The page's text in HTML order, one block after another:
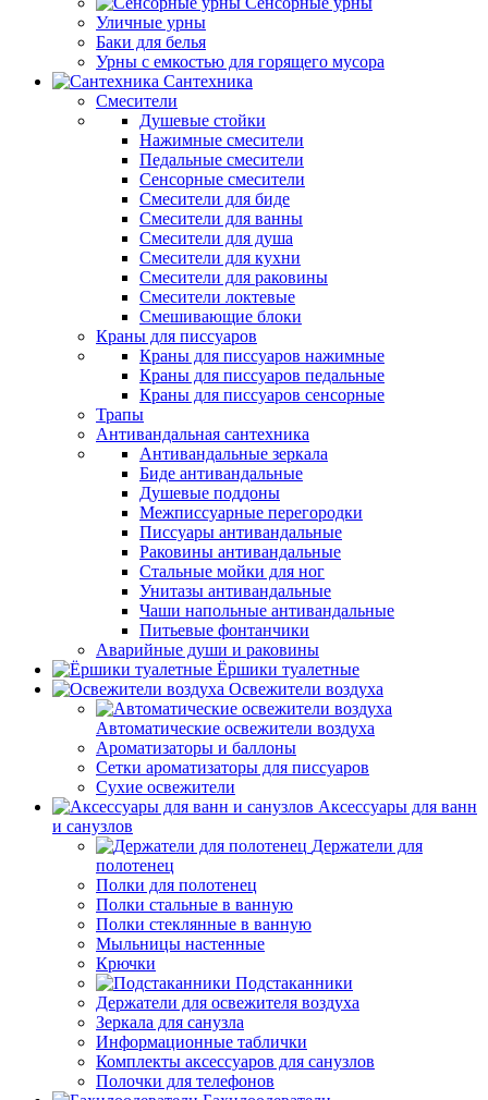
Уличные урны
Баки для белья
Урны с емкостью для горящего мусора
Сантехника
Смесители
Душевые стойки
Нажимные смесители
Педальные смесители
Сенсорные смесители
Смесители для биде
Смесители для ванны
Смесители для душа
Смесители для кухни
Смесители для раковины
Смесители локтевые
Смешивающие блоки
Краны для писсуаров
Краны для писсуаров нажимные
Краны для писсуаров педальные
Краны для писсуаров сенсорные
Трапы
Антивандальная сантехника
Антивандальные зеркала
Биде антивандальные
Душевые поддоны
Межписсуарные перегородки
Писсуары антивандальные
Раковины антивандальные
Стальные мойки для ног
Унитазы антивандальные
Чаши напольные антивандальные
Питьевые фонтанчики
Аварийные души и раковины
Ёршики туалетные
Освежители воздуха
Автоматические освежители воздуха
Ароматизаторы и баллоны
Сетки ароматизаторы для писсуаров
Сухие освежители
Аксессуары для ванн
и санузлов
Держатели для
полотенец
Полки для полотенец
Полки стальные в ванную
Полки стеклянные в ванную
Мыльницы настенные
Крючки
Подстаканники
Держатели для освежителя воздуха
Зеркала для санузла
Информационные таблички
Комплекты аксессуаров для санузлов
Полочки для телефонов